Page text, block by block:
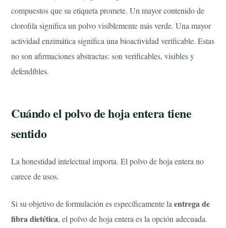
compuestos que su etiqueta promete. Un mayor contenido de
clorofila significa un polvo visiblemente más verde. Una mayor
actividad enzimática significa una bioactividad verificable. Estas
no son afirmaciones abstractas: son verificables, visibles y
defendibles.
Cuándo el polvo de hoja entera tiene
sentido
La honestidad intelectual importa. El polvo de hoja entera no
carece de usos.
Si su objetivo de formulación es específicamente laentrega de
fibra dietética, el polvo de hoja entera es la opción adecuada.